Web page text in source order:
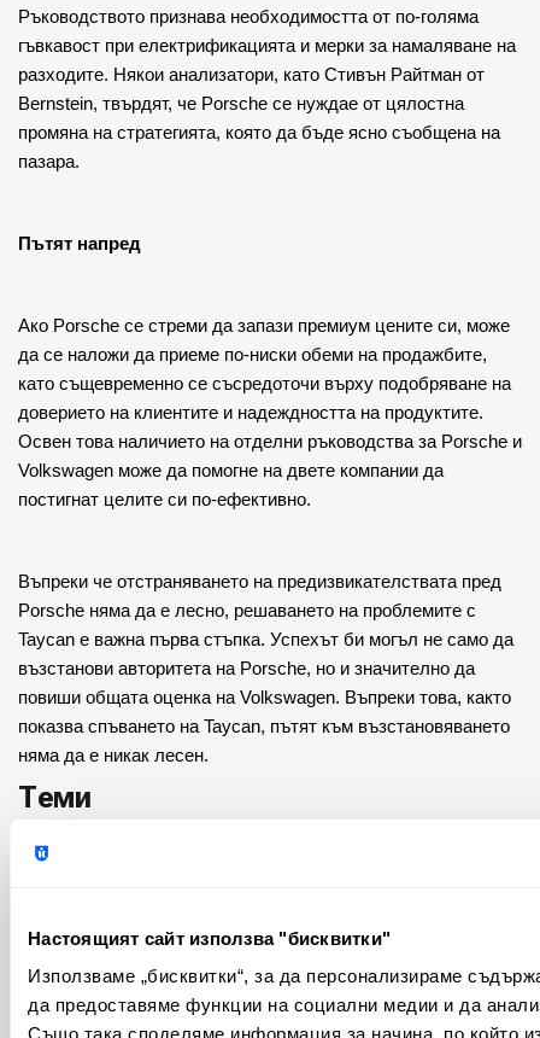
Настоящият сайт използва "бисквитки"
Използваме „бисквитки“, за да персонализираме
да предоставяме функции на социални медии и да
Също така споделяме информация за начина, по който
Ръководството признава необходимостта от по-голяма
гъвкавост при електрификацията и мерки за намаляване на
разходите. Някои анализатори, като Стивън Райтман от
Bernstein, твърдят, че Porsche се нуждае от цялостна
промяна на стратегията, която да бъде ясно съобщена на
пазара.
Пътят напред
Ако Porsche се стреми да запази премиум цените си, може
да се наложи да приеме по-ниски обеми на продажбите,
като същевременно се съсредоточи върху подобряване на
доверието на клиентите и надеждността на продуктите.
Освен това наличието на отделни ръководства за Porsche и
Volkswagen може да помогне на двете компании да
постигнат целите си по-ефективно.
Въпреки че отстраняването на предизвикателствата пред
Porsche няма да е лесно, решаването на проблемите с
Taycan е важна първа стъпка. Успехът би могъл не само да
възстанови авторитета на Porsche, но и значително да
повиши общата оценка на Volkswagen. Въпреки това, както
показва спъването на Taycan, пътят към възстановяването
няма да е никак лесен.
Теми
Макроикономика (280) Emerging Markets
България (56) Изкуствен интелект (65)